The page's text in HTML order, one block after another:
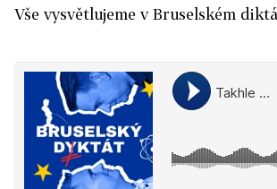
Vše vysvětlujeme v Bruselském